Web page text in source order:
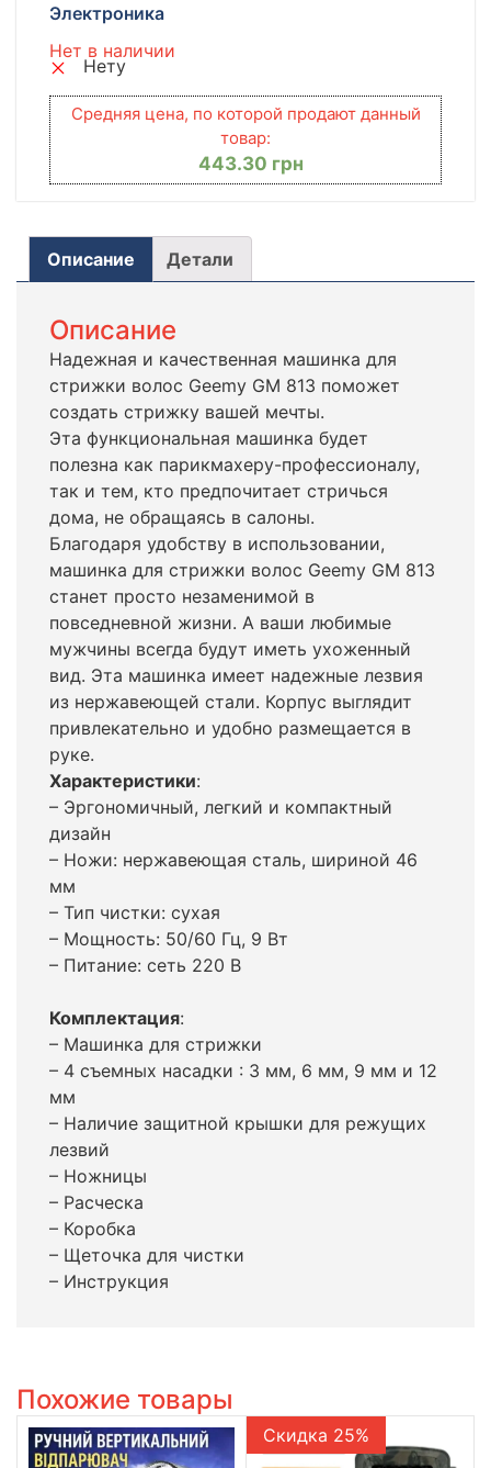
Электроника
Нет в наличии
Нету
Средняя цена, по которой продают данный
товар:
443.30 грн
Описание Детали
Описание
Надежная и качественная машинка для
стрижки волос Geemy GM 813 поможет
создать стрижку вашей мечты.
Эта функциональная машинка будет
полезна как парикмахеру-профессионалу,
так и тем, кто предпочитает стричься
дома, не обращаясь в салоны.
Благодаря удобству в использовании,
машинка для стрижки волос Geemy GM 813
станет просто незаменимой в
повседневной жизни. А ваши любимые
мужчины всегда будут иметь ухоженный
вид. Эта машинка имеет надежные лезвия
из нержавеющей стали. Корпус выглядит
привлекательно и удобно размещается в
руке.
Характеристики:
– Эргономичный, легкий и компактный
дизайн
– Ножи: нержавеющая сталь, шириной 46
мм
– Тип чистки: сухая
– Мощность: 50/60 Гц, 9 Вт
– Питание: сеть 220 В
Комплектация:
– Машинка для стрижки
– 4 съемных насадки : 3 мм, 6 мм, 9 мм и 12
мм
– Наличие защитной крышки для режущих
лезвий
– Ножницы
– Расческа
– Коробка
– Щеточка для чистки
– Инструкция
Похожие товары
Скидка 25%